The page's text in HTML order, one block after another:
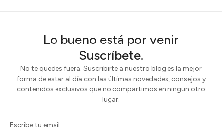
Lo bueno está por venir
Suscríbete.
No te quedes fuera. Suscribirte a nuestro blog es la mejor
forma de estar al día con las últimas novedades, consejos y
contenidos exclusivos que no compartimos en ningún otro
lugar.